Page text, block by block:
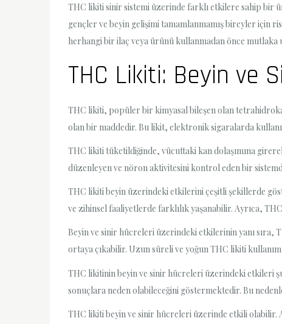
THC likiti sinir sistemi üzerinde farklı etkilere sahip bir
gençler ve beyin gelişimi tamamlanmamış bireyler için
herhangi bir ilaç veya ürünü kullanmadan önce mutlaka
THC Likiti: Beyin ve
THC likiti, popüler bir kimyasal bileşen olan
olan bir maddedir. Bu likit, elektronik sigaralarda
THC likiti tüketildiğinde, vücuttaki kan dolaşımına
düzenleyen ve nöron aktivitesini kontrol eden bir
THC likiti beyin üzerindeki etkilerini çeşitli şekillerde
ve zihinsel faaliyetlerde farklılık yaşanabilir. Ayrıca,
Beyin ve sinir hücreleri üzerindeki etkilerinin yanı sıra,
ortaya çıkabilir. Uzun süreli ve yoğun THC likiti
THC likitinin beyin ve sinir hücreleri üzerindeki etkileri
sonuçlara neden olabileceğini göstermektedir. Bu
THC likiti beyin ve sinir hücreleri üzerinde etkili olabilir.